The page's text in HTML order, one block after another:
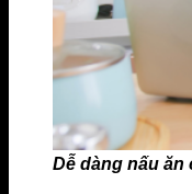
Dễ dàng nấu